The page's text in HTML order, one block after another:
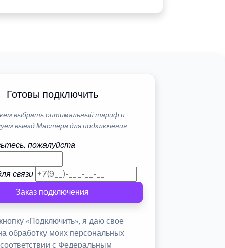
Готовы подключить
выбрать оптимальный тариф и
выезд Мастера для подключения
пожалуйста
связи
Заказ подключения
«Подключить», я даю свое
обработку моих персональных
с Федеральным